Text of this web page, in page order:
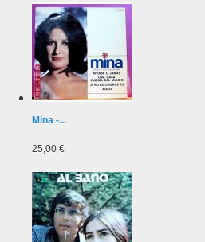
Mina -...
25,00 €